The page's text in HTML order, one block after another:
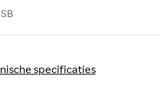
specificaties
specificaties